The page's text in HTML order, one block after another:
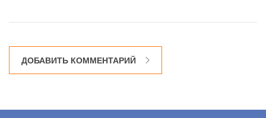
ДОБАВИТЬ КОММЕНТАРИЙ